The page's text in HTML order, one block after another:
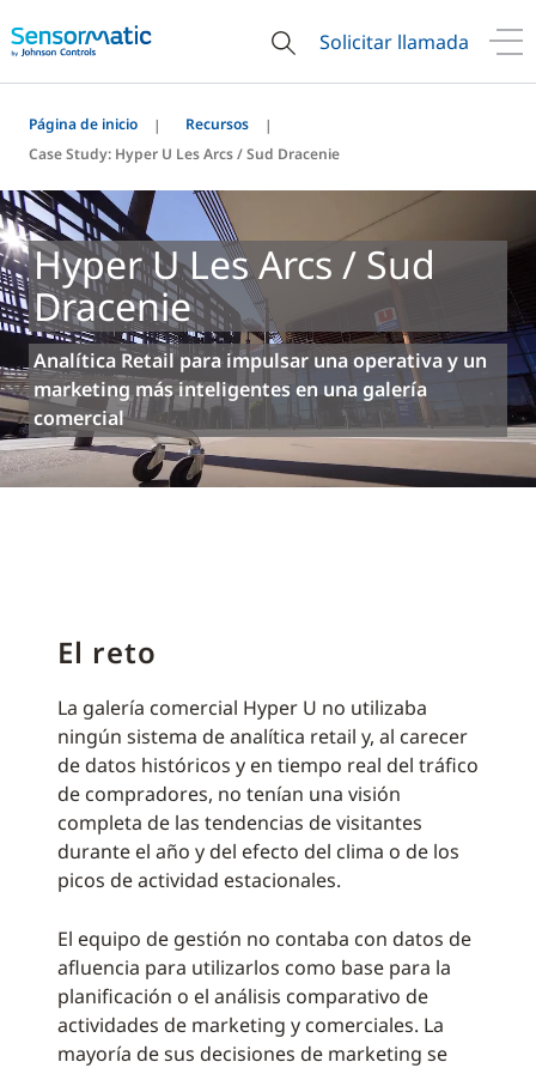
Solicitar llamada
Página de inicio
Recursos
Case Study: Hyper U Les Arcs / Sud Dracenie
Hyper U Les Arcs / Sud
Dracenie
Analítica Retail para impulsar una operativa y un
marketing más inteligentes en una galería
comercial
El reto
La galería comercial Hyper U no utilizaba
ningún sistema de analítica retail y, al carecer
de datos históricos y en tiempo real del tráfico
de compradores, no tenían una visión
completa de las tendencias de visitantes
durante el año y del efecto del clima o de los
picos de actividad estacionales.
El equipo de gestión no contaba con datos de
afluencia para utilizarlos como base para la
planificación o el análisis comparativo de
actividades de marketing y comerciales. La
mayoría de sus decisiones de marketing se